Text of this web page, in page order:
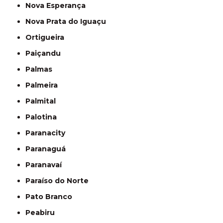
Nova Esperança
Nova Prata do Iguaçu
Ortigueira
Paiçandu
Palmas
Palmeira
Palmital
Palotina
Paranacity
Paranaguá
Paranavaí
Paraíso do Norte
Pato Branco
Peabiru